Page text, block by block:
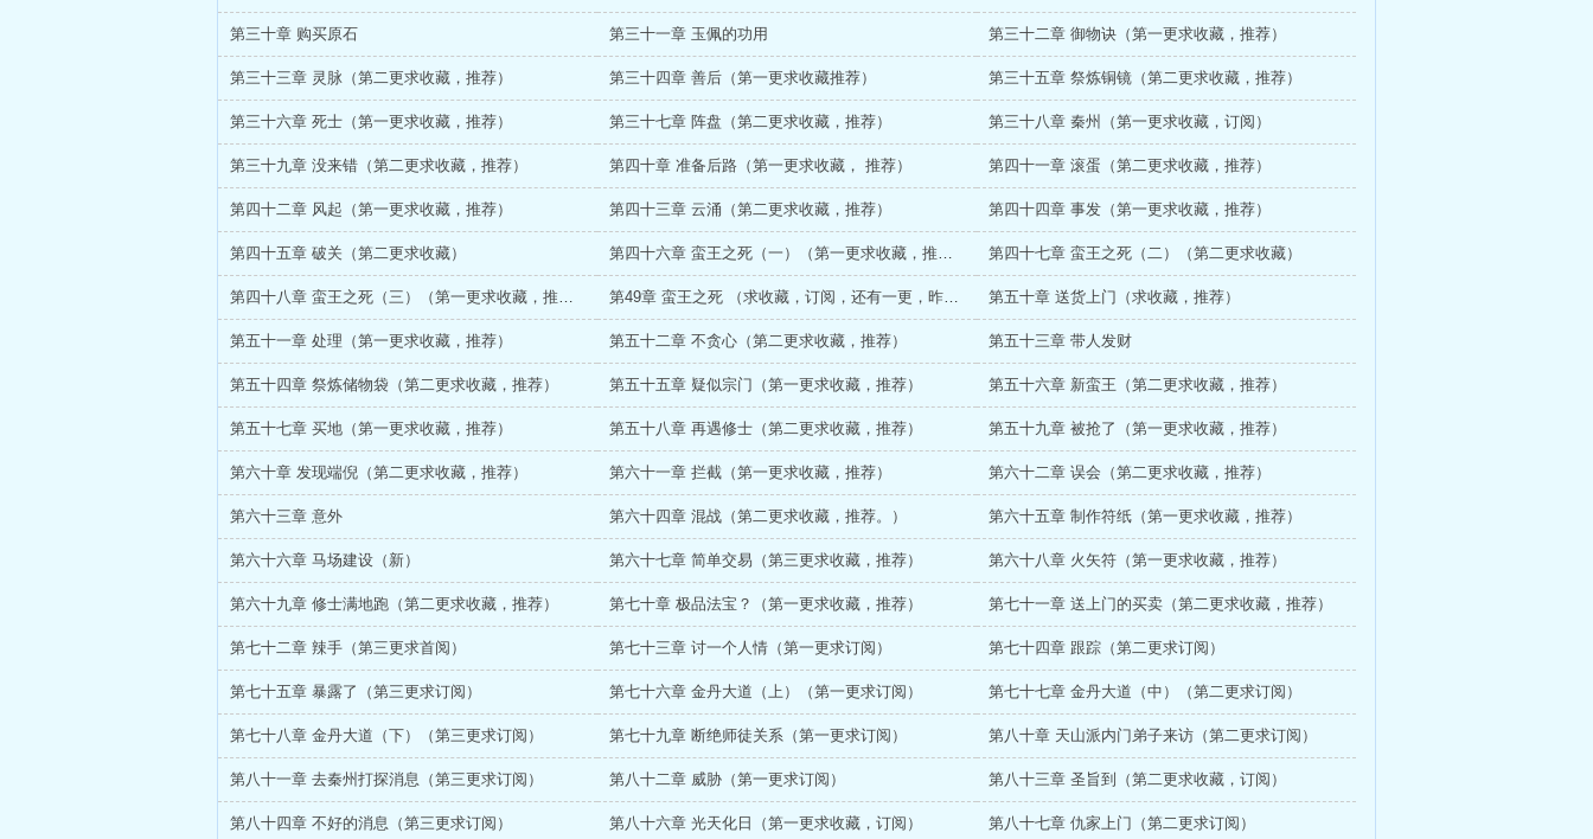
第三十章 购买原石 第三十一章 玉佩的功用 第三十二章 御物诀（第一更求收藏，推荐）
第三十三章 灵脉（第二更求收藏，推荐） 第三十四章 善后（第一更求收藏推荐） 第三十五章 祭炼铜镜（第二更求收藏，推荐）
第三十六章 死士（第一更求收藏，推荐） 第三十七章 阵盘（第二更求收藏，推荐） 第三十八章 秦州（第一更求收藏，订阅）
第三十九章 没来错（第二更求收藏，推荐） 第四十章 准备后路（第一更求收藏， 推荐） 第四十一章 滚蛋（第二更求收藏，推荐）
第四十二章 风起（第一更求收藏，推荐） 第四十三章 云涌（第二更求收藏，推荐） 第四十四章 事发（第一更求收藏，推荐）
第四十五章 破关（第二更求收藏） 第四十六章 蛮王之死（一）（第一更求收藏，推荐） 第四十七章 蛮王之死（二）（第二更求收藏）
第四十八章 蛮王之死（三）（第一更求收藏，推荐） 第49章 蛮王之死 （求收藏，订阅，还有一更，昨晚忘记自动更新了） 第五十章 送货上门（求收藏，推荐）
第五十一章 处理（第一更求收藏，推荐） 第五十二章 不贪心（第二更求收藏，推荐） 第五十三章 带人发财
第五十四章 祭炼储物袋（第二更求收藏，推荐） 第五十五章 疑似宗门（第一更求收藏，推荐） 第五十六章 新蛮王（第二更求收藏，推荐）
第五十七章 买地（第一更求收藏，推荐） 第五十八章 再遇修士（第二更求收藏，推荐） 第五十九章 被抢了（第一更求收藏，推荐）
第六十章 发现端倪（第二更求收藏，推荐） 第六十一章 拦截（第一更求收藏，推荐） 第六十二章 误会（第二更求收藏，推荐）
第六十三章 意外 第六十四章 混战（第二更求收藏，推荐。） 第六十五章 制作符纸（第一更求收藏，推荐）
第六十六章 马场建设（新） 第六十七章 简单交易（第三更求收藏，推荐） 第六十八章 火矢符（第一更求收藏，推荐）
第六十九章 修士满地跑（第二更求收藏，推荐） 第七十章 极品法宝？（第一更求收藏，推荐） 第七十一章 送上门的买卖（第二更求收藏，推荐）
第七十二章 辣手（第三更求首阅） 第七十三章 讨一个人情（第一更求订阅） 第七十四章 跟踪（第二更求订阅）
第七十五章 暴露了（第三更求订阅） 第七十六章 金丹大道（上）（第一更求订阅） 第七十七章 金丹大道（中）（第二更求订阅）
第七十八章 金丹大道（下）（第三更求订阅） 第七十九章 断绝师徒关系（第一更求订阅） 第八十章 天山派内门弟子来访（第二更求订阅）
第八十一章 去秦州打探消息（第三更求订阅） 第八十二章 威胁（第一更求订阅） 第八十三章 圣旨到（第二更求收藏，订阅）
第八十四章 不好的消息（第三更求订阅） 第八十六章 光天化日（第一更求收藏，订阅） 第八十七章 仇家上门（第二更求订阅）